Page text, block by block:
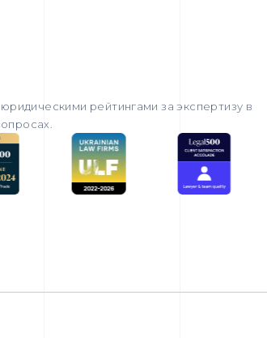
рейтингами за экспертизу в